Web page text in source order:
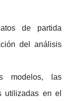
de partida
del análisis
modelos, las
utilizadas en el